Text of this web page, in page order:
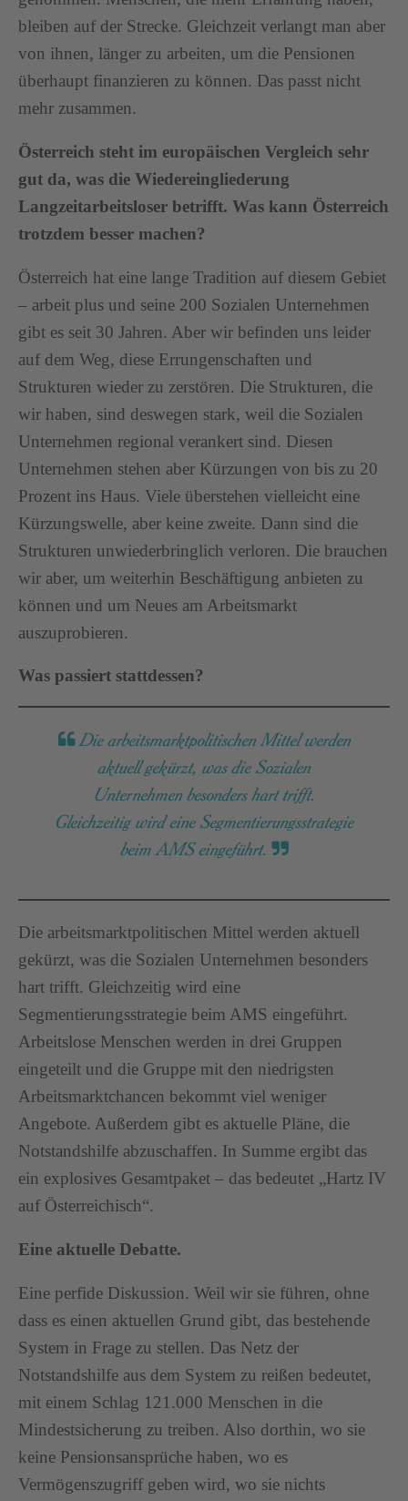
bleiben auf der Strecke. Gleichzeit verlangt man aber
von ihnen, länger zu arbeiten, um die Pensionen
überhaupt finanzieren zu können. Das passt nicht
mehr zusammen.
Österreich steht im europäischen Vergleich sehr
gut da, was die Wiedereingliederung
Langzeitarbeitsloser betrifft. Was kann Österreich
trotzdem besser machen?
Österreich hat eine lange Tradition auf diesem Gebiet
– arbeit plus und seine 200 Sozialen Unternehmen
gibt es seit 30 Jahren. Aber wir befinden uns leider
auf dem Weg, diese Errungenschaften und
Strukturen wieder zu zerstören. Die Strukturen, die
wir haben, sind deswegen stark, weil die Sozialen
Unternehmen regional verankert sind. Diesen
Unternehmen stehen aber Kürzungen von bis zu 20
Prozent ins Haus. Viele überstehen vielleicht eine
Kürzungswelle, aber keine zweite. Dann sind die
Strukturen unwiederbringlich verloren. Die brauchen
wir aber, um weiterhin Beschäftigung anbieten zu
können und um Neues am Arbeitsmarkt
auszuprobieren.
Was passiert stattdessen?
Die arbeitsmarktpolitischen Mittel werden
aktuell gekürzt, was die Sozialen
Unternehmen besonders hart trifft.
Gleichzeitig wird eine Segmentierungsstrategie
beim AMS eingeführt.
Die arbeitsmarktpolitischen Mittel werden aktuell
gekürzt, was die Sozialen Unternehmen besonders
hart trifft. Gleichzeitig wird eine
Segmentierungsstrategie beim AMS eingeführt.
Arbeitslose Menschen werden in drei Gruppen
eingeteilt und die Gruppe mit den niedrigsten
Arbeitsmarktchancen bekommt viel weniger
Angebote. Außerdem gibt es aktuelle Pläne, die
Notstandshilfe abzuschaffen. In Summe ergibt das
ein explosives Gesamtpaket – das bedeutet „Hartz IV
auf Österreichisch“.
Eine aktuelle Debatte.
Eine perfide Diskussion. Weil wir sie führen, ohne
dass es einen aktuellen Grund gibt, das bestehende
System in Frage zu stellen. Das Netz der
Notstandshilfe aus dem System zu reißen bedeutet,
mit einem Schlag 121.000 Menschen in die
Mindestsicherung zu treiben. Also dorthin, wo sie
keine Pensionsansprüche haben, wo es
Vermögenszugriff geben wird, wo sie nichts